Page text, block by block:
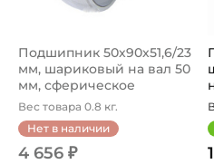
Подшипник 50х90х51,6/23
мм, шариковый на вал 50
мм, сферическое
наружно...
Вес товара 0.8 кг.
Нет в наличии
4 656 ₽